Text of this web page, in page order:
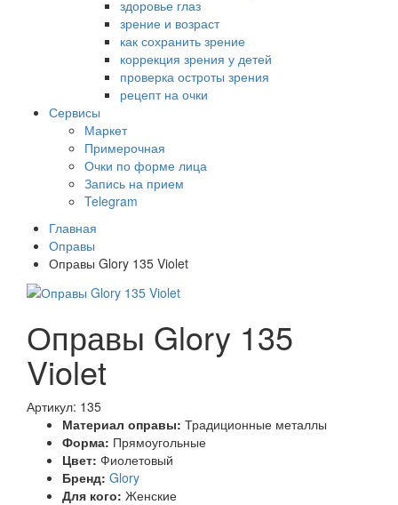
здоровье глаз
зрение и возраст
как сохранить зрение
коррекция зрения у детей
проверка остроты зрения
рецепт на очки
Сервисы
Маркет
Примерочная
Очки по форме лица
Запись на прием
Telegram
Главная
Оправы
Оправы Glory 135 Violet
Оправы Glory 135
Violet
Артикул: 135
Материал оправы: Традиционные металлы
Форма: Прямоугольные
Цвет: Фиолетовый
Бренд: Glory
Для кого: Женские